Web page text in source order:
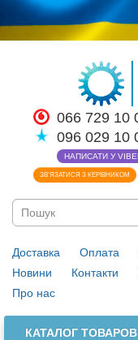
066 729 10
096 029 10
НАПИСАТИ У
ЗВ’ЯЗАТИСЯ З КЕРІВНИКОМ
Доставка Оплата
Новини
Контакти
Про нас
КАТАЛОГ ТОВАРОВ